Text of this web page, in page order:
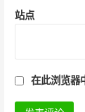
站点
在此浏览器